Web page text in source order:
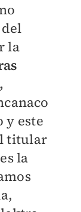
la
y este
titular
la